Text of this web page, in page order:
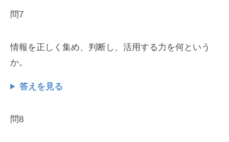
問7
情報を正しく集め、判断し、活用する力を何という
か。
答えを見る
問8